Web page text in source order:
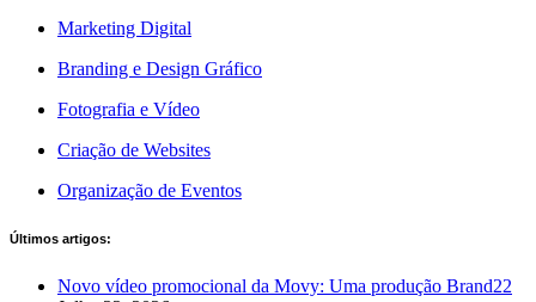
Marketing Digital
Branding e Design Gráfico
Fotografia e Vídeo
Criação de Websites
Organização de Eventos
Últimos artigos:
Novo vídeo promocional da Movy: Uma produção Brand22